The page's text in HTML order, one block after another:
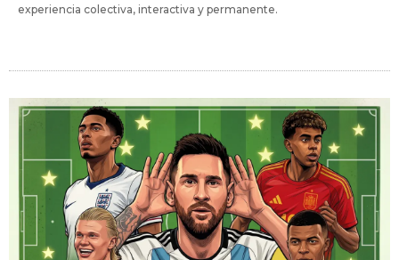
experiencia colectiva, interactiva y permanente.